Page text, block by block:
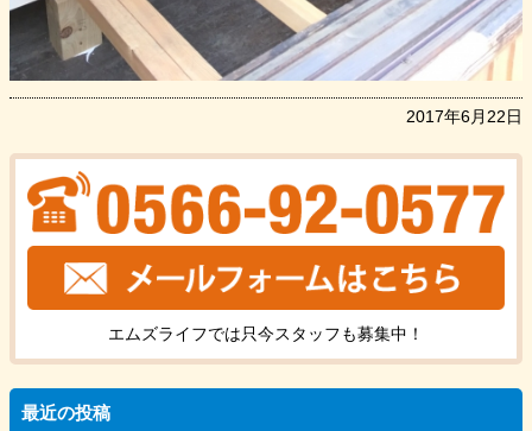
2017年6月22日
エムズライフでは只今スタッフも募集中！
最近の投稿